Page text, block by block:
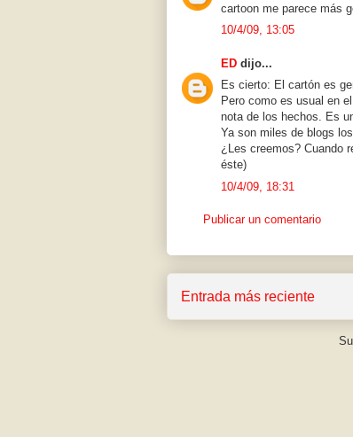
cartoon me parece más
10/4/09, 13:05
ED dijo...
Es cierto: El cartón es
Pero como es usual en
nota de los hechos. Es
Ya son miles de blogs
¿Les creemos? Cuando
éste)
10/4/09, 18:31
Publicar un comentario
Entrada más reciente